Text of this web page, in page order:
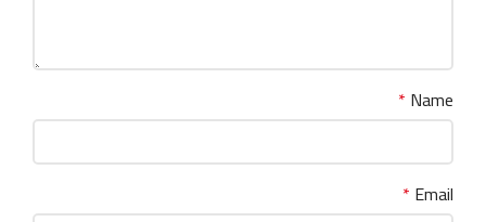
Name
*
Email
*